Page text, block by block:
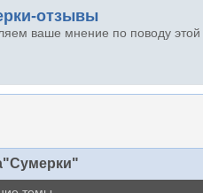
отзывы
ваше мнение по поводу этой